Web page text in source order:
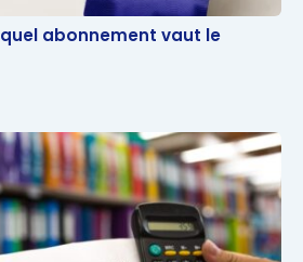
abonnement vaut le coup ?
quel abonnement vaut le